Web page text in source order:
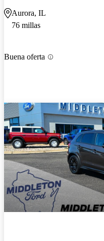
Aurora, IL
76 millas
Buena oferta